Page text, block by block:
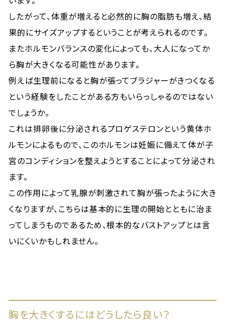
したがって、体重が増えると必然的に胸の脂肪も増え、結
果的にサイズアップするということが考えられるのです。
またホルモンバランスの変化によっても、大人になってか
ら胸が大きくなる可能性があります。
例えば生理前になると胸が張ってブラジャーがきつくなる
という経験をしたことがある方もいらっしゃるのではない
でしょうか。
これは排卵後に分泌されるプロゲステロンという黄体ホ
ルモンによるもので、このホルモンは妊娠に備えて体が子
宮のコンディションを整えようとすることによって分泌され
ます。
この作用によって乳腺が刺激されて胸が張ったように大き
くなりますが、こちらは基本的に生理の開始とともに治ま
ってしまうものであるため、根本的なバストアップとは言
いにくいかもしれません。
胸を大きくするにはどうしたら良い？